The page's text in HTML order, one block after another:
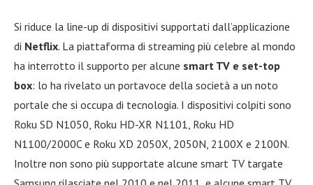
Si riduce la line-up di dispositivi supportati dall’applicazione
di Netflix. La piattaforma di streaming più celebre al mondo
ha interrotto il supporto per alcune smart TV e set-top
box: lo ha rivelato un portavoce della società a un noto
portale che si occupa di tecnologia. I dispositivi colpiti sono
Roku SD N1050, Roku HD-XR N1101, Roku HD
N1100/2000C e Roku XD 2050X, 2050N, 2100X e 2100N.
Inoltre non sono più supportate alcune smart TV targate